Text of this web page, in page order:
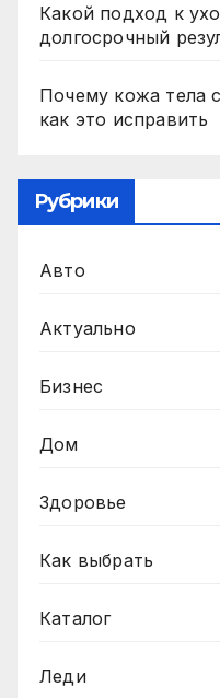
Какой подход к
долгосрочный
Почему кожа тела
как это исправить
Рубрики
Авто
Актуально
Бизнес
Дом
Здоровье
Как выбрать
Каталог
Леди